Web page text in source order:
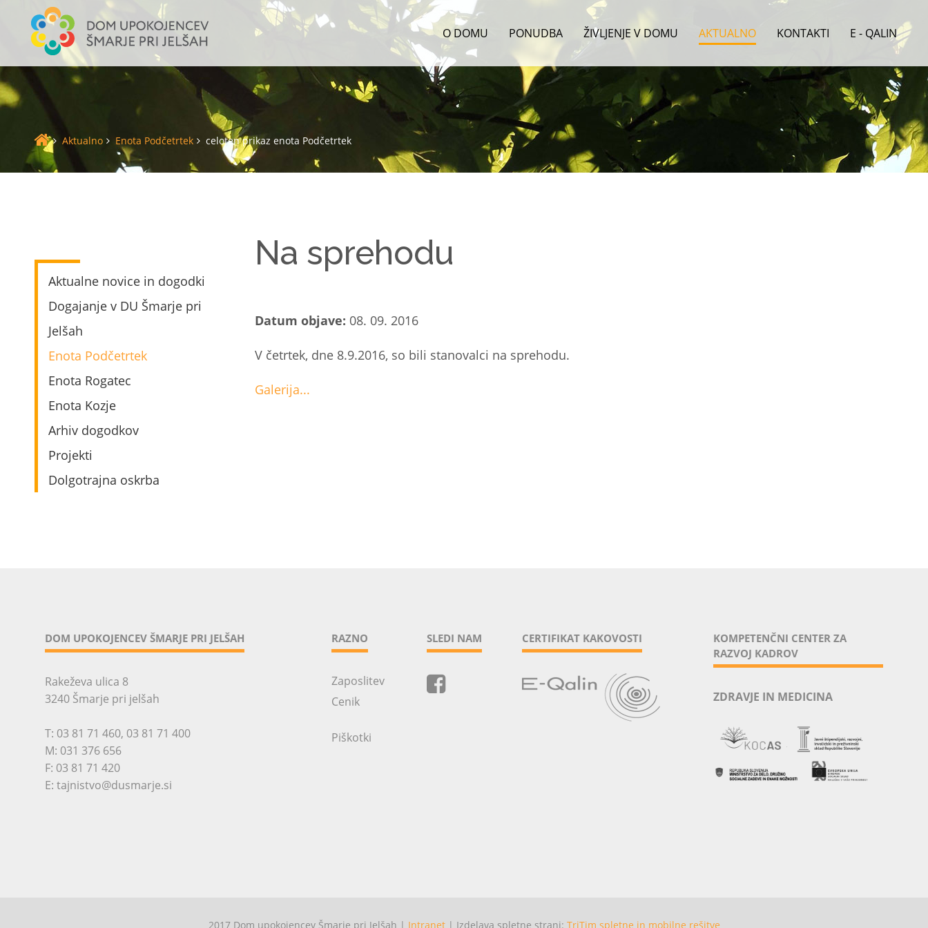
O DOMU PONUDBA ŽIVLJENJE V DOMU AKTUALNO KONTAKTI E - QALIN
Aktualno Enota Podčetrtek celoten prikaz enota Podčetrtek
Aktualne novice in dogodki
Dogajanje v DU Šmarje pri
Jelšah
Enota Podčetrtek
Enota Rogatec
Enota Kozje
Arhiv dogodkov
Projekti
Dolgotrajna oskrba
Na sprehodu
Datum objave: 08. 09. 2016
V četrtek, dne 8.9.2016, so bili stanovalci na sprehodu.
Galerija...
DOM UPOKOJENCEV ŠMARJE PRI JELŠAH
Rakeževa ulica 8
3240 Šmarje pri jelšah
T: 03 81 71 460, 03 81 71 400
M: 031 376 656
F: 03 81 71 420
E: tajnistvo@dusmarje.si
RAZNO
Zaposlitev
Cenik
Piškotki
SLEDI NAM CERTIFIKAT KAKOVOSTI
KOMPETENČNI CENTER ZA
RAZVOJ KADROV
ZDRAVJE IN MEDICINA
2017 Dom upokojencev Šmarje pri Jelšah | Intranet| Izdelava spletne strani: TriTim spletne in mobilne rešitve